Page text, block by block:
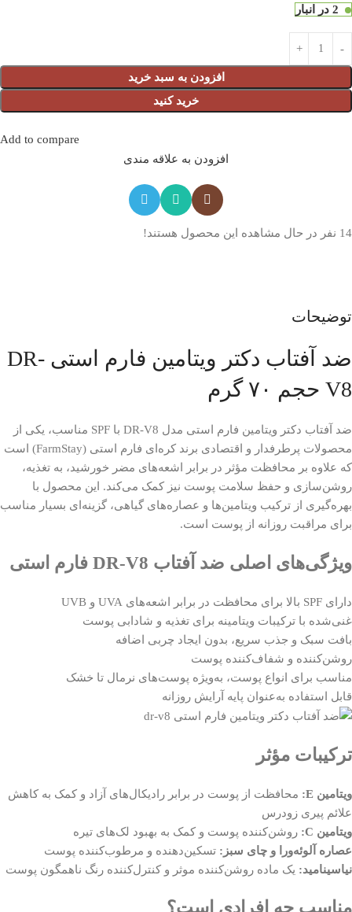
2 در انبار
افزودن به سبد خرید
خرید کنید
Add to compare
افزودن به علاقه مندی
14 نفر در حال مشاهده این محصول هستند!
توضیحات
ضد آفتاب دکتر ویتامین فارم استی DR-
V8 حجم ۷۰ گرم
ضد آفتاب دکتر ویتامین فارم استی مدل DR-V8 با SPF مناسب، یکی از
محصولات پرطرفدار و اقتصادی برند کره‌ای فارم استی (FarmStay) است
که علاوه بر محافظت مؤثر در برابر اشعه‌های مضر خورشید، به تغذیه،
روشن‌سازی و حفظ سلامت پوست نیز کمک می‌کند. این محصول با
بهره‌گیری از ترکیب ویتامین‌ها و عصاره‌های گیاهی، گزینه‌ای بسیار مناسب
برای مراقبت روزانه از پوست است.
ویژگی‌های اصلی ضد آفتاب DR-V8 فارم استی
دارای SPF بالا برای محافظت در برابر اشعه‌های UVA و UVB
غنی‌شده با ترکیبات ویتامینه برای تغذیه و شادابی پوست
بافت سبک و جذب سریع، بدون ایجاد چربی اضافه
روشن‌کننده و شفاف‌کننده پوست
مناسب برای انواع پوست، به‌ویژه پوست‌های نرمال تا خشک
قابل استفاده به‌عنوان پایه آرایش روزانه
ترکیبات مؤثر
ویتامین E:
محافظت از پوست در برابر رادیکال‌های آزاد و کمک به کاهش
علائم پیری زودرس
ویتامین C:
روشن‌کننده پوست و کمک به بهبود لک‌های تیره
عصاره آلوئه‌ورا و چای سبز: تسکین‌دهنده و مرطوب‌کننده پوست
نیاسینامید: یک ماده روشن‌کننده موثر و کنترل‌کننده رنگ ناهمگون پوست
مناسب چه افرادی است؟